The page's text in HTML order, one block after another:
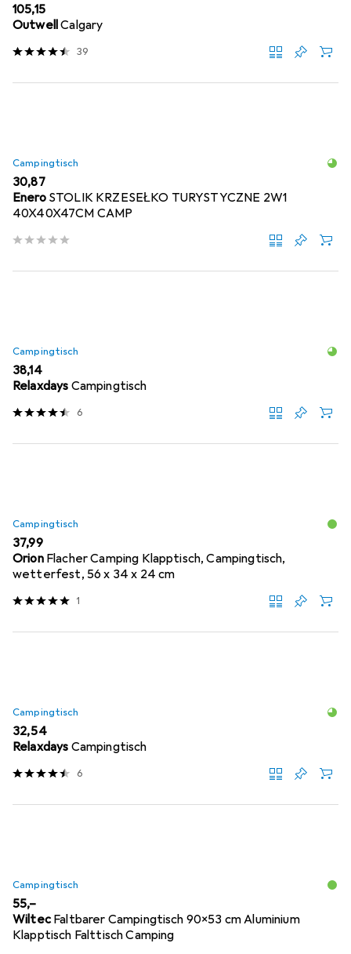
EUR
105,15
OutwellCalgary
39
Campingtisch
EUR
30,87
Enero STOLIK KRZESEŁKO TURYSTYCZNE 2W1
40X40X47CM CAMP
Campingtisch
EUR
38,14
Relaxdays Campingtisch
6
Campingtisch
EUR
37,99
Orion Flacher Camping Klapptisch, Campingtisch,
wetterfest, 56 x 34 x 24 cm
1
Campingtisch
EUR
32,54
Relaxdays Campingtisch
6
Campingtisch
EUR
55,–
Wiltec Faltbarer Campingtisch 90x53 cm Aluminium
Klapptisch Falttisch Camping